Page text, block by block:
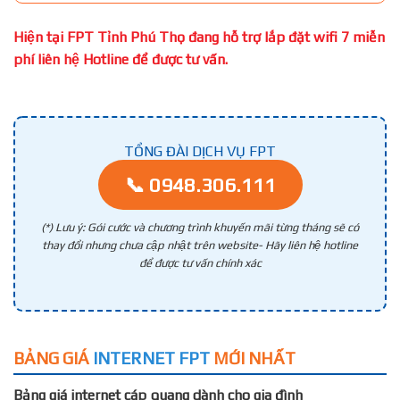
Hiện tại FPT Tỉnh Phú Thọ đang hỗ trợ lắp đặt wifi 7 miễn
phí liên hệ Hotline để được tư vấn.
TỔNG ĐÀI DỊCH VỤ FPT
📞 0948.306.111
(*) Lưu ý: Gói cước và chương trình khuyến mãi từng tháng sẽ có
thay đổi nhưng chưa cập nhật trên website- Hãy liên hệ hotline
để được tư vấn chính xác
BẢNG GIÁ INTERNET FPT MỚI NHẤT
Bảng giá internet cáp quang dành cho gia đình